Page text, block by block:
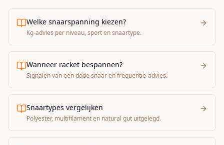
Welke snaarspanning kiezen?
Kg-advies per niveau, sport en snaartype.
Wanneer racket bespannen?
Signalen van een dode snaar en frequentie-advies.
Snaartypes vergelijken
Polyester, multifilament en natural gut uitgelegd.